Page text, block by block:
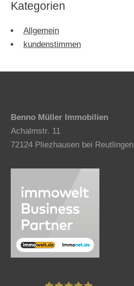
Kategorien
Allgemein
kundenstimmen
Benno Müller Immobilien
Achalmstr. 11
72124 Pliezhausen bei Reutlingen